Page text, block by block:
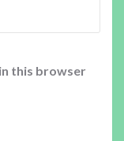
this browser